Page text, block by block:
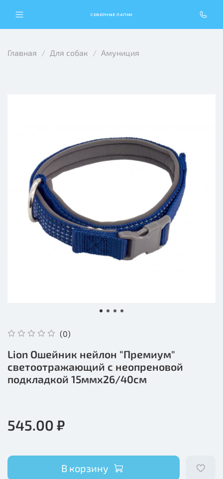
СЕВЕРНЫЕ ЛАПКИ
Главная Для собак Амуниция
(0)
Lion Ошейник нейлон "Премиум"
светоотражающий с неопреновой
подкладкой 15ммх26/40см
545.00 ₽
В корзину